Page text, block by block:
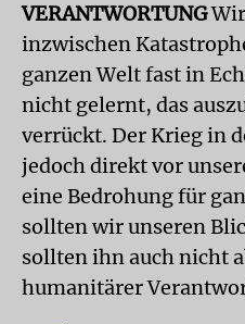
VERANTWORTUNG
inzwischen
ganzen Welt fast in
nicht gelernt, das
verrückt. Der Krieg in
jedoch direkt vor
eine Bedrohung für
sollten wir unseren
sollten ihn auch nicht
humanitärer